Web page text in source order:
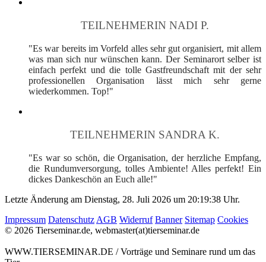
TEILNEHMERIN NADI P.
"Es war bereits im Vorfeld alles sehr gut organisiert, mit allem
was man sich nur wünschen kann. Der Seminarort selber ist
einfach perfekt und die tolle Gastfreundschaft mit der sehr
professionellen Organisation lässt mich sehr gerne
wiederkommen. Top!"
TEILNEHMERIN SANDRA K.
"Es war so schön, die Organisation, der herzliche Empfang,
die Rundumversorgung, tolles Ambiente! Alles perfekt! Ein
dickes Dankeschön an Euch alle!"
Letzte Änderung am Dienstag, 28. Juli 2026 um 20:19:38 Uhr.
Impressum DatenschutzAGB Widerruf Banner Sitemap Cookies
© 2026 Tierseminar.de, webmaster(at)tierseminar.de
WWW.TIERSEMINAR.DE / Vorträge und Seminare rund um das